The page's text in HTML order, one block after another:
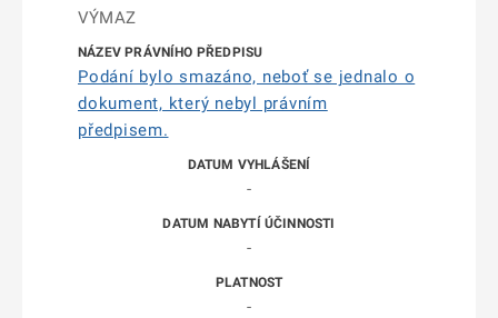
VÝMAZ
Podání bylo smazáno, neboť se jednalo o
dokument, který nebyl právním
předpisem.
-
-
-